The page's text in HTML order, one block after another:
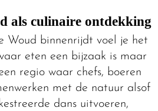
als culinaire ontdekking
Woud binnenrijdt voel je het
eten een bijzaak is maar
regio waar chefs, boeren
met de natuur alsof
dans uitvoeren,